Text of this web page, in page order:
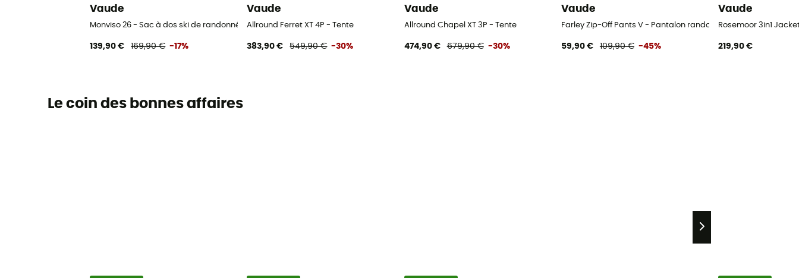
Vaude
Monviso 26 - Sac à dos ski de randonnée
139,90 € 169,90 € -17%
Vaude
Allround Ferret XT 4P - Tente
383,90 € 549,90 € -30%
Vaude
Allround Chapel XT 3P - Tente
474,90 € 679,90 € -30%
Vaude
Farley Zip-Off Pants V - Pantalon randonnée convertible
59,90 € 109,90 € -45%
Vaude
Rosemoor 3in1
219,90 €
Le coin des bonnes affaires